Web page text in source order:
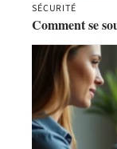
SÉCURITÉ
Comment se